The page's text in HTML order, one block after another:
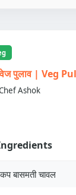
पुलाव | Veg
Ashok
कप बासमती चावल